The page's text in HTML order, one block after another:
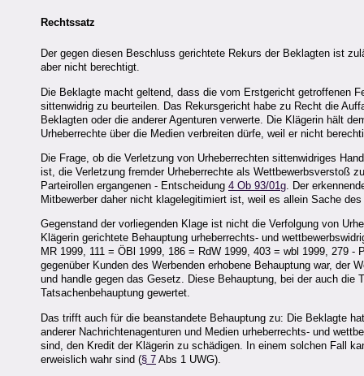
Rechtssatz
Der gegen diesen Beschluss gerichtete Rekurs der Beklagten ist
aber nicht berechtigt.
Die Beklagte macht geltend, dass die vom Erstgericht getroffenen
sittenwidrig zu beurteilen. Das Rekursgericht habe zu Recht die
Beklagten oder die anderer Agenturen verwerte. Die Klägerin hält
Urheberrechte über die Medien verbreiten dürfe, weil er nicht
Die Frage, ob die Verletzung von Urheberrechten sittenwidriges
ist, die Verletzung fremder Urheberrechte als Wettbewerbsverstoß
Parteirollen ergangenen - Entscheidung 4 Ob 93/01g . Der
Mitbewerber daher nicht klagelegitimiert ist, weil es allein Sache
Gegenstand der vorliegenden Klage ist nicht die Verfolgung von
Klägerin gerichtete Behauptung urheberrechts- und
MR 1999, 111 = ÖBl 1999, 186 = RdW 1999, 403 = wbl 1999, 279
gegenüber Kunden des Werbenden erhobene Behauptung war, der
und handle gegen das Gesetz. Diese Behauptung, bei der auch
Tatsachenbehauptung gewertet.
Das trifft auch für die beanstandete Behauptung zu: Die Beklagte
anderer Nachrichtenagenturen und Medien urheberrechts- und
sind, den Kredit der Klägerin zu schädigen. In einem solchen Fall
erweislich wahr sind (§ 7 Abs 1 UWG).